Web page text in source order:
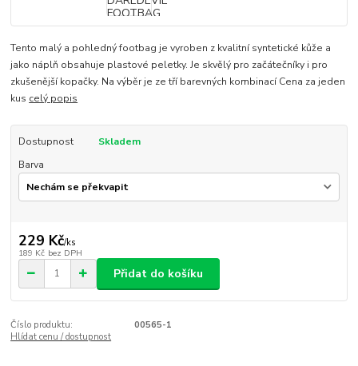
Tento malý a pohledný footbag je vyroben z kvalitní syntetické kůže a
jako náplň obsahuje plastové peletky. Je skvělý pro začátečníky i pro
zkušenější kopačky. Na výběr je ze tří barevných kombinací Cena za jeden
kus celý popis
Dostupnost
Skladem
Barva
229 Kč/ks
189 Kč bez DPH
Přidat do košíku
Číslo produktu:
00565-1
Hlídat cenu / dostupnost